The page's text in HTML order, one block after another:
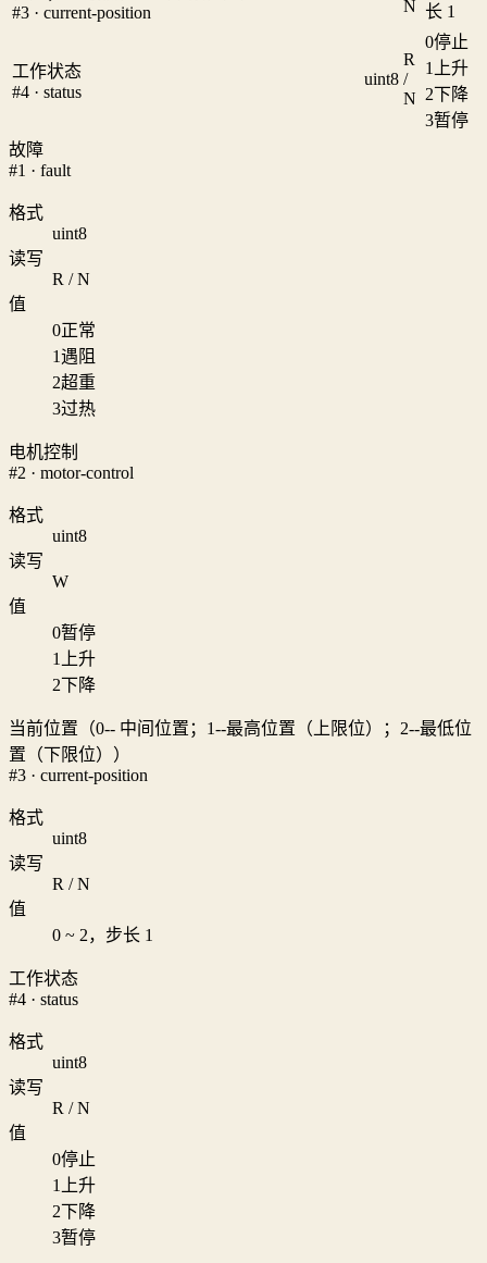
#3 · current-position
N 长 1
工作状态
#4 · status
uint8
R
/
N
0停止
1
上升
2下降
3暂停
故障
#1 · fault
格式
uint8
读写
R / N
值
0正常
1遇阻
2超重
3过热
电机控制
#2 · motor-control
格式
uint8
读写
W
值
0暂停
1
上升
2下降
当前位置（0-- 中间位置；1--最高位置（上限位）；2--最低位
置（下限位））
#3 · current-position
格式
uint8
读写
R / N
值
0 ~ 2，步长 1
工作状态
#4 · status
格式
uint8
读写
R / N
值
0停止
1
上升
2下降
3暂停